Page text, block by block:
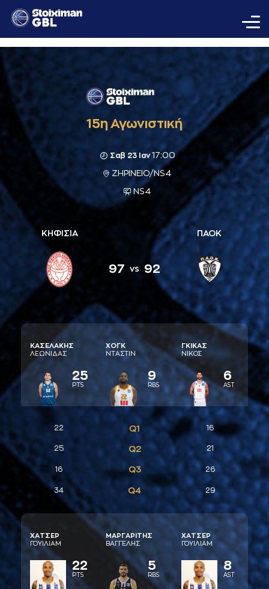
15η Αγωνιστική
Σαβ 23 Ιαν17:00
ΖΗΡΙΝΕΙΟ/NS4
NS4
ΚΗΦΙΣΙΑ
97 vs 92
ΠΑΟΚ
ΚAΣΕΛAΚΗΣ
ΛΕΩΝΙΔAΣ
25
PTS
ΧΟΓΚ
ΝΤAΣΤΙΝ
9
RBS
ΓΚΙΚAΣ
ΝΙΚΟΣ
6
AST
22 Q1 16
25 Q2 21
16 Q3 26
34 Q4 29
ΧAΤΣΕΡ
ΓΟΥΙΛΙAΜ
22
PTS
ΜAΡΓAΡΙΤΗΣ
ΒAΓΓΕΛΗΣ
5
RBS
ΧAΤΣΕΡ
ΓΟΥΙΛΙAΜ
8
AST